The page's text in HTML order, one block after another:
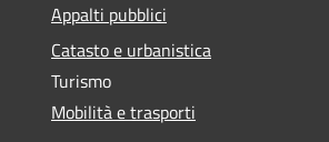
Appalti pubblici
Catasto e urbanistica
Turismo
Mobilità e trasporti